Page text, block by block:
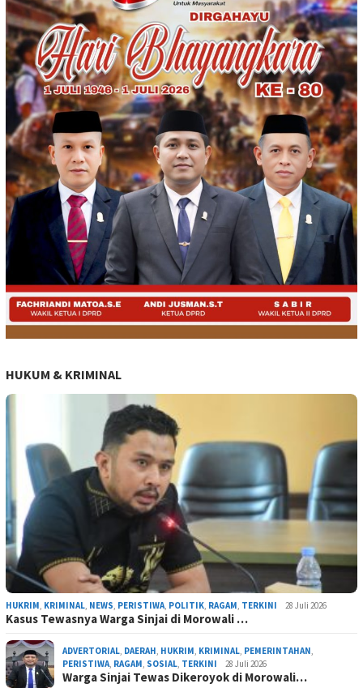
HUKUM & KRIMINAL
HUKRIM, KRIMINAL, NEWS, PERISTIWA, POLITIK, RAGAM, TERKINI 28 Juli 2026
Kasus Tewasnya Warga Sinjai di Morowali …
ADVERTORIAL, DAERAH, HUKRIM, KRIMINAL, PEMERINTAHAN,
PERISTIWA, RAGAM, SOSIAL, TERKINI 28 Juli 2026
Warga Sinjai Tewas Dikeroyok di Morowali…